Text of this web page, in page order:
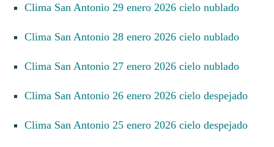
Clima San Antonio 29 enero 2026 cielo nublado
Clima San Antonio 28 enero 2026 cielo nublado
Clima San Antonio 27 enero 2026 cielo nublado
Clima San Antonio 26 enero 2026 cielo despejado
Clima San Antonio 25 enero 2026 cielo despejado